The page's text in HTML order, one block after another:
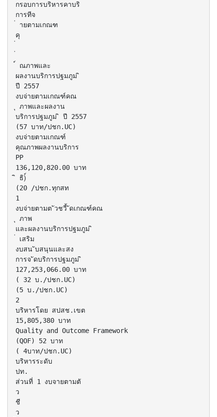
กรอบการบริหารคาบริ
การทีจ
่ ายตามเกณฑ
คุ
์ ณภาพและ
ผลงานบริการปฐมภูม ิ
ปี 2557
งบจ่ายตามเกณฑ์คณ
ุ ภาพและผลงาน
บริการปฐมภูม ิ ปี 2557
(57 บาท/ปชก.UC)
งบจ่ายตามเกณฑ์
คุณภาพผลงานบริการ
PP
136,120,820.00 บาท
ิ ธิ)์
(20 /ปชก.ทุกสท
1
งบจ่ายตามต ัวชวี้ ัดเกณฑ์คณ
ุ ภาพ
และผลงานบริการปฐมภูม ิ
่ เสริม
งบสน ับสนุนและสง
การจ ัดบริการปฐมภูม ิ
127,253,066.00 บาท
( 32 บ./ปชก.UC)
(5 บ./ปชก.UC)
2
บริหารโดย สปสช.เขต
15,805,380 บาท
Quality and Outcome Framework
(QOF) 52 บาท
( 4บาท/ปชก.UC)
บริหารระดับ
ปท.
ส่วนที่ 1 งบจายตามตั
ว
ชี
ว